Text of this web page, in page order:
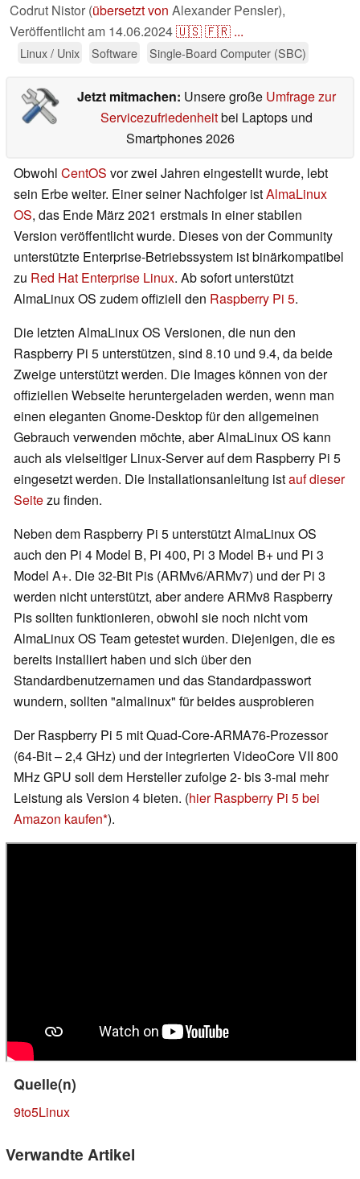
Codrut Nistor (übersetzt von Alexander Pensler),
Veröffentlicht am 14.06.2024🇺🇸🇫🇷 ...
Linux / Unix Software Single-Board Computer (SBC)
Jetzt mitmachen: Unsere große Umfrage zur
Servicezufriedenheitbei Laptops und
Smartphones 2026
Obwohl CentOS vor zwei Jahren eingestellt wurde, lebt
sein Erbe weiter. Einer seiner Nachfolger istAlmaLinux
OS, das Ende März 2021 erstmals in einer stabilen
Version veröffentlicht wurde. Dieses von der Community
unterstützte Enterprise-Betriebssystem ist binärkompatibel
zu Red Hat Enterprise Linux. Ab sofort unterstützt
AlmaLinux OS zudem offiziell den Raspberry Pi 5.
Die letzten AlmaLinux OS Versionen, die nun den
Raspberry Pi 5 unterstützen, sind 8.10 und 9.4, da beide
Zweige unterstützt werden. Die Images können von der
offiziellen Webseite heruntergeladen werden, wenn man
einen eleganten Gnome-Desktop für den allgemeinen
Gebrauch verwenden möchte, aber AlmaLinux OS kann
auch als vielseitiger Linux-Server auf dem Raspberry Pi 5
eingesetzt werden. Die Installationsanleitung istauf dieser
Seitezu finden.
Neben dem Raspberry Pi 5 unterstützt AlmaLinux OS
auch den Pi 4 Model B, Pi 400, Pi 3 Model B+ und Pi 3
Model A+. Die 32-Bit Pis (ARMv6/ARMv7) und der Pi 3
werden nicht unterstützt, aber andere ARMv8 Raspberry
Pis sollten funktionieren, obwohl sie noch nicht vom
AlmaLinux OS Team getestet wurden. Diejenigen, die es
bereits installiert haben und sich über den
Standardbenutzernamen und das Standardpasswort
wundern, sollten "almalinux" für beides ausprobieren
Der Raspberry Pi 5 mit Quad-Core-ARMA76-Prozessor
(64-Bit – 2,4 GHz) und der integrierten VideoCore VII 800
MHz GPU soll dem Hersteller zufolge 2- bis 3-mal mehr
Leistung als Version 4 bieten. (hier Raspberry Pi 5 bei
Amazon kaufen ).
Quelle(n)
9to5Linux
Verwandte Artikel